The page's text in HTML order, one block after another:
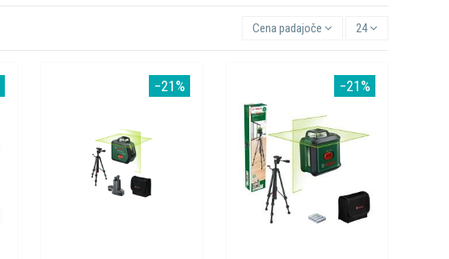
Cena padajoče 24
−21% −21%